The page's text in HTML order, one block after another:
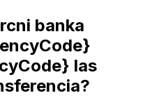
banka
las